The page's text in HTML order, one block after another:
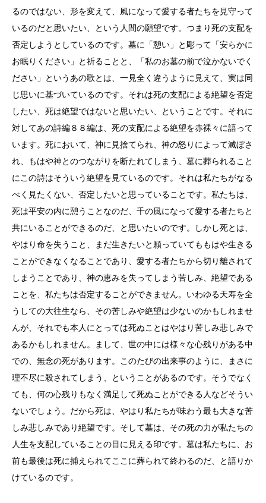
るのではない、形を変えて、風になって愛する者たちを見守って
いるのだと思いたい、という人間の願望です。つまり死の支配を
否定しようとしているのです。墓に「憩い」と彫って「安らかに
お眠りください」と祈ることと、「私のお墓の前で泣かないでく
ださい」というあの歌とは、一見全く違うように見えて、実は同
じ思いに基づいているのです。それは死の支配による絶望を否定
したい、死は絶望ではないと思いたい、ということです。それに
対してあの詩編８８編は、死の支配による絶望を赤裸々に語って
います。死において、神に見捨てられ、神の怒りによって滅ぼさ
れ、もはや神とのつながりを断たれてしまう、墓に葬られること
にこの詩はそういう絶望を見ているのです。それは私たちがなる
べく見たくない、否定したいと思っていることです。私たちは、
死は平安の内に憩うことなのだ、千の風になって愛する者たちと
共にいることができるのだ、と思いたいのです。しかし死とは、
やはり命を失うこと、まだ生きたいと願っていてももはや生きる
ことができなくなることであり、愛する者たちから切り離されて
しまうことであり、神の恵みを失ってしまう苦しみ、絶望である
ことを、私たちは否定することができません。いわゆる天寿を全
うしての大往生なら、その苦しみや絶望は少ないのかもしれませ
んが、それでも本人にとっては死ぬことはやはり苦しみ悲しみで
あるかもしれません。まして、世の中には様々な心残りがある中
での、無念の死があります。このたびの出来事のように、まさに
理不尽に殺されてしまう、ということがあるのです。そうでなく
ても、何の心残りもなく満足して死ぬことができる人などそうい
ないでしょう。だから死は、やはり私たちが味わう最も大きな苦
しみ悲しみであり絶望です。そして墓は、その死の力が私たちの
人生を支配していることの目に見える印です。墓は私たちに、お
前も最後は死に捕えられてここに葬られて終わるのだ、と語りか
けているのです。